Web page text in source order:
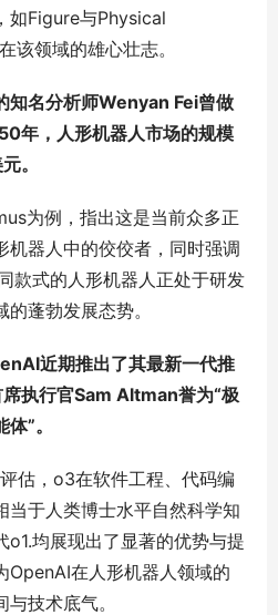
如Figure与Physical
该领域的雄心壮志。
知名分析师Wenyan Fei曾做
年，人形机器人市场的规模
。
为例，指出这是当前众多正
机器人中的佼佼者，同时强调
款式的人形机器人正处于研发
蓬勃发展态势。
近期推出了其最新一代推
执行官Sam Altman誉为“极
”。
，o3在软件工程、代码编
当于人类博士水平自然科学知
o1.均展现出了显著的优势与提
OpenAI在人形机器人领域的
技术底气。